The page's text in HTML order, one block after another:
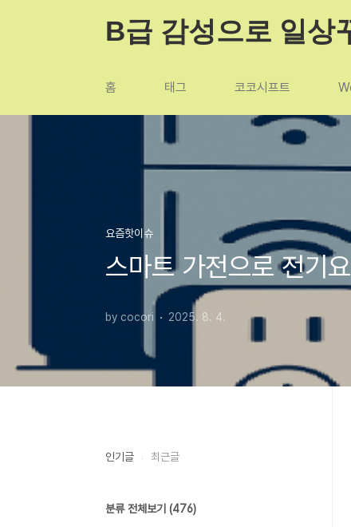
B급 감성으로 일상
홈 태그 코코시프트
요즘핫이슈
스마트 가전으로 전기
by cocori 2025. 8. 4.
인기글 최근글
분류 전체보기 (476)